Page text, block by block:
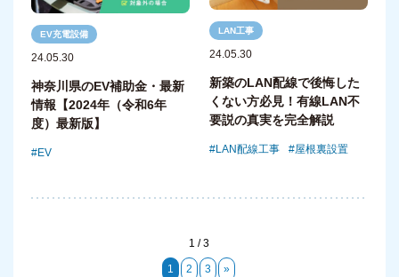
EV充電設備
24.05.30
神奈川県のEV補助金・最新
情報【2024年（令和6年
度）最新版】
EV
LAN工事
24.05.30
新築のLAN配線で後悔した
くない方必見！有線LAN不
要説の真実を完全解説
LAN配線工事 屋根裏設置
1 / 3
1 2 3 »